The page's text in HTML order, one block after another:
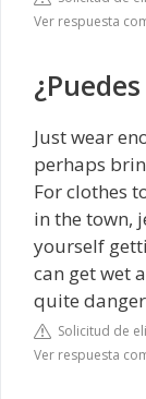
Ver respuesta
Just wear
perhaps
For clothes
in the town,
yourself
can get wet
quite
Solicitud de
Ver respuesta